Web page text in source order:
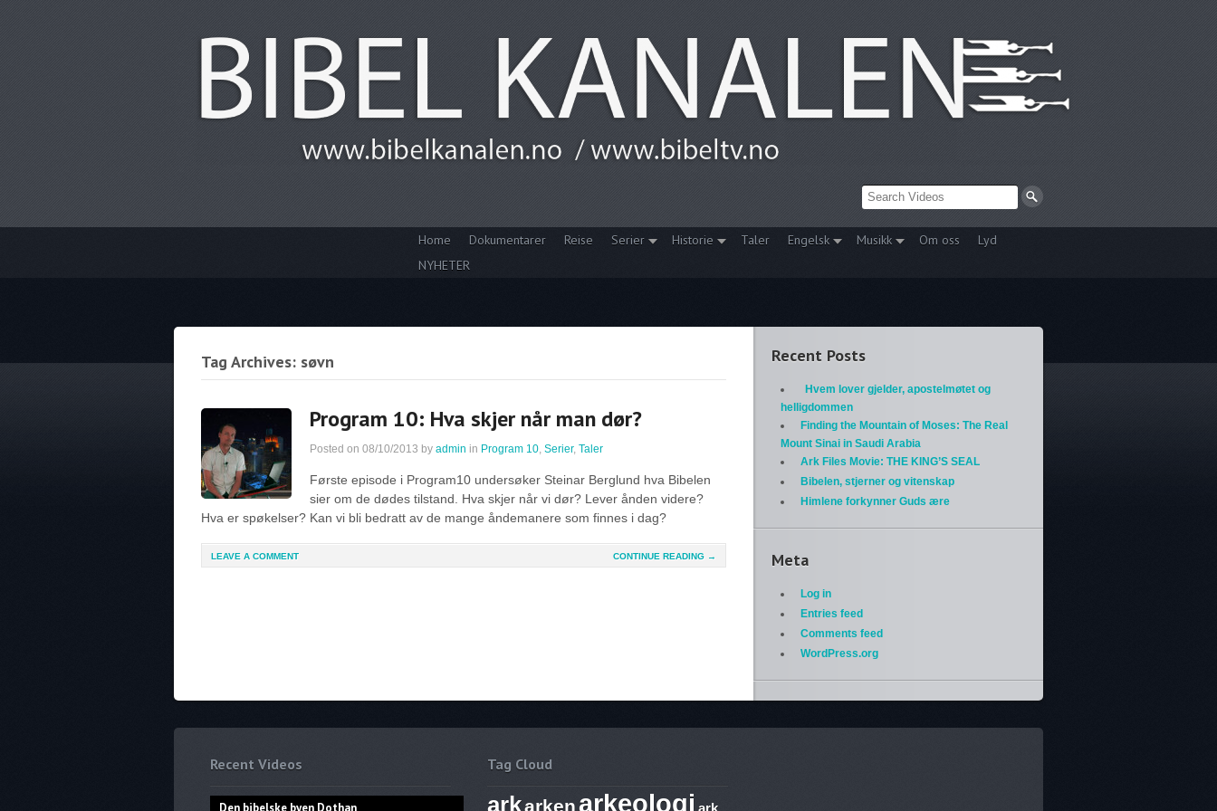
Home Dokumentarer Reise Serier Historie Taler Engelsk Musikk Om oss
Lyd
NYHETER
Tag Archives: søvn
Program 10: Hva skjer når man dør?
Posted on 08/10/2013 by admin in Program 10, Serier, Taler
Første episode i Program10 undersøker Steinar Berglund hva Bibelen
sier om de dødes tilstand. Hva skjer når vi dør? Lever ånden videre?
Hva er spøkelser? Kan vi bli bedratt av de mange åndemanere som finnes i dag?
LEAVE A COMMENT CONTINUE READING →
Recent Posts
Hvem lover gjelder, apostelmøtet og
helligdommen
Finding the Mountain of Moses: The Real
Mount Sinai in Saudi Arabia
Ark Files Movie: THE KING’S SEAL
Bibelen, stjerner og vitenskap
Himlene forkynner Guds ære
Meta
Log in
Entries feed
Comments feed
WordPress.org
Recent Videos Tag Cloud
arkarken arkeologi